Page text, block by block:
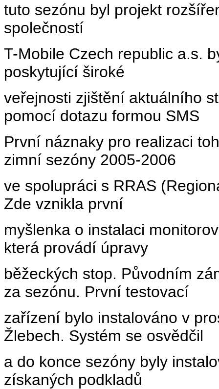
tuto sezónu byl projekt
společností
T-Mobile Czech republic a.s.
poskytující široké
veřejnosti zjištění aktuálního
pomocí dotazu formou SMS
První náznaky pro realizaci
zimní sezóny 2005-2006
ve spolupráci s RRAS
Zde vznikla první
myšlenka o instalaci
která provádí úpravy
běžeckých stop. Původním
za sezónu. První testovací
zařízení bylo instalováno v
Žlebech. Systém se osvědčil
a do konce sezóny byly
získaných podkladů